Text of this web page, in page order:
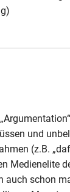
und
(z.B.
Medienelite
auch schon